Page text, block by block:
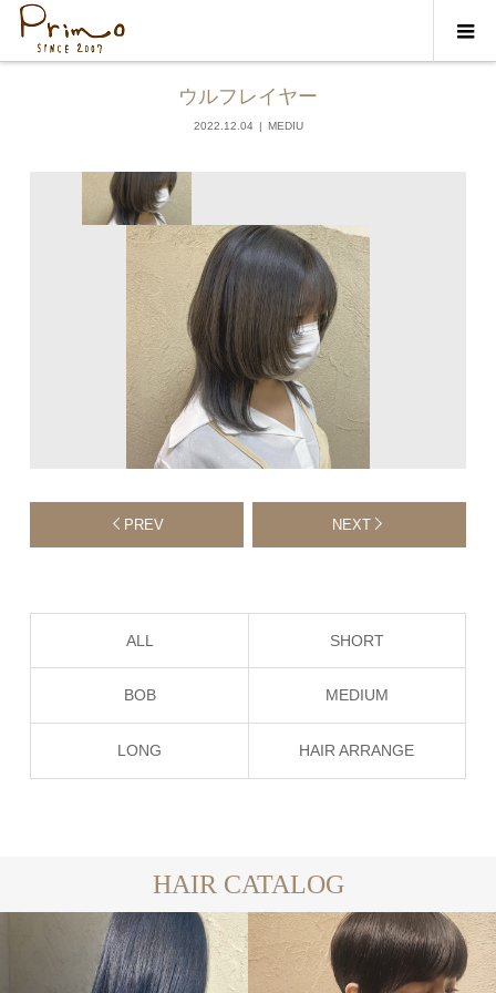
ギャラリー
ウルフレイヤー
2022.12.04 MEDIU
PREV NEXT
ALL SHORT
BOB MEDIUM
LONG HAIR ARRANGE
HAIR CATALOG